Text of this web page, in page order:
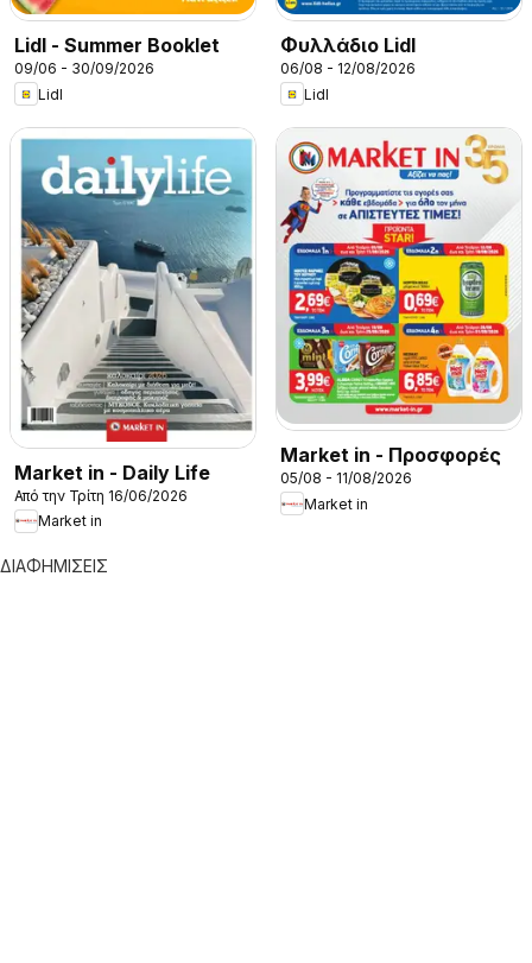
Lidl - Summer Booklet
09/06 - 30/09/2026
Lidl
Φυλλάδιο Lidl
06/08 - 12/08/2026
Lidl
Market in - Daily Life
Από την Τρίτη 16/06/2026
Market in
Market in - Προσφορές
05/08 - 11/08/2026
Market in
ΔΙΑΦΗΜΙΣΕΙΣ